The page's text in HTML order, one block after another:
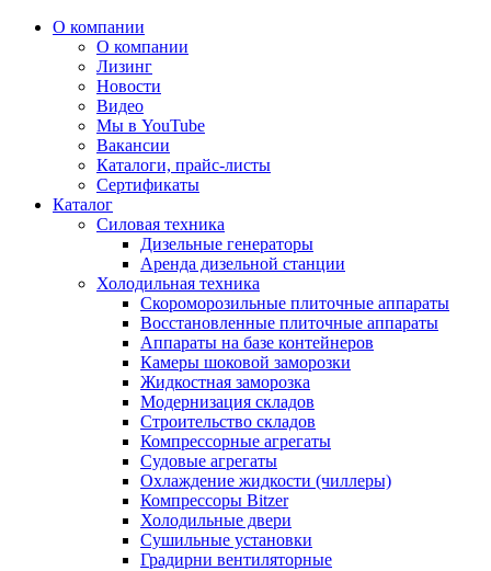
О компании
О компании
Лизинг
Новости
Видео
Мы в YouTube
Вакансии
Каталоги, прайс-листы
Сертификаты
Каталог
Силовая техника
Дизельные генераторы
Аренда дизельной станции
Холодильная техника
Cкороморозильные плиточные аппараты
Восстановленные плиточные аппараты
Аппараты на базе контейнеров
Камеры шоковой заморозки
Жидкостная заморозка
Модернизация складов
Строительство складов
Компрессорные агрегаты
Судовые агрегаты
Охлаждение жидкости (чиллеры)
Компрессоры Bitzer
Холодильные двери
Сушильные установки
Градирни вентиляторные